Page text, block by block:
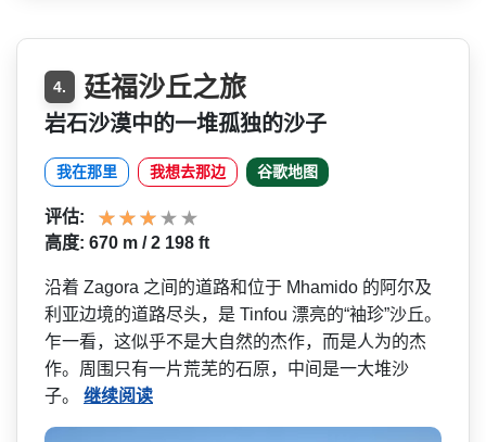
4. 廷福沙丘之旅
岩石沙漠中的一堆孤独的沙子
我在那里 我想去那边 谷歌地图
评估:
高度: 670 m / 2 198 ft
沿着 Zagora 之间的道路和位于 Mhamido 的阿尔及
利亚边境的道路尽头，是 Tinfou 漂亮的“袖珍”沙丘。
乍一看­，这似乎不是大自然的杰作，而是人为的杰
作。周围只­有一片荒芜的石原，中间是一大堆沙
子。 继续阅读